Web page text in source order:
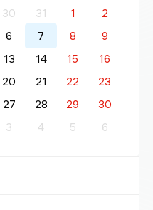
30 31 1
2
6 7 8
9
13 14 15
16
20 21 22
23
27 28 29
30
3 4 5 6